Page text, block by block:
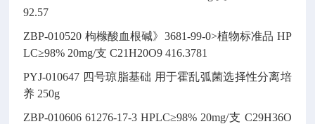
92.57
ZBP-010520 枸橼酸血根碱》3681-99-0>植物标准品 HP
LC≥98% 20mg/支 C21H20O9 416.3781
PYJ-010647 四号琼脂基础 用于霍乱弧菌选择性分离培
养 250g
ZBP-010606 61276-17-3 HPLC≥98% 20mg/支 C29H36O